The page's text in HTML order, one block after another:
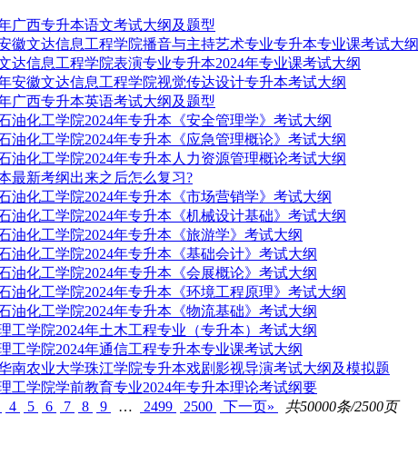
广西专升本语文考试大纲及题型
徽文达信息工程学院播音与主持艺术专业专升本专业课考试大纲
达信息工程学院表演专业专升本2024年专业课考试大纲
安徽文达信息工程学院视觉传达设计专升本考试大纲
广西专升本英语考试大纲及题型
油化工学院2024年专升本《安全管理学》考试大纲
油化工学院2024年专升本《应急管理概论》考试大纲
油化工学院2024年专升本人力资源管理概论考试大纲
最新考纲出来之后怎么复习?
油化工学院2024年专升本《市场营销学》考试大纲
油化工学院2024年专升本《机械设计基础》考试大纲
油化工学院2024年专升本《旅游学》考试大纲
油化工学院2024年专升本《基础会计》考试大纲
油化工学院2024年专升本《会展概论》考试大纲
油化工学院2024年专升本《环境工程原理》考试大纲
油化工学院2024年专升本《物流基础》考试大纲
工学院2024年土木工程专业（专升本）考试大纲
工学院2024年通信工程专升本专业课考试大纲
南农业大学珠江学院专升本戏剧影视导演考试大纲及模拟题
工学院学前教育专业2024年专升本理论考试纲要
4 5 6 7 8 9 … 2499 2500 下一页» 共50000条/2500页